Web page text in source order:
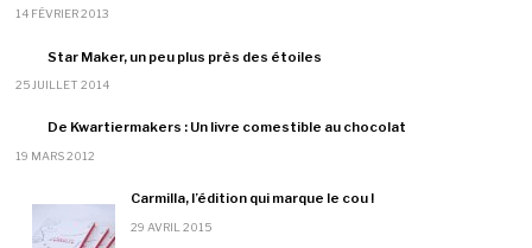
14 FÉVRIER 2013
Star Maker, un peu plus près des étoiles
25 JUILLET 2014
De Kwartiermakers : Un livre comestible au chocolat
19 MARS 2012
Carmilla, l’édition qui marque le cou !
29 AVRIL 2015